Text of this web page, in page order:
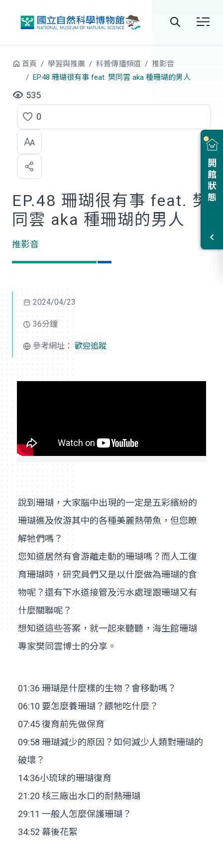
站
搜
開館狀態
首頁 學習與推廣 科普傳播頻道
推影音
EP.48 珊瑚很有事 feat. 樊同雲 aka 種珊瑚的男人
535
點
選
喜
歡
0
EP.48 珊瑚很有事 feat. 樊
同雲 aka 種珊瑚的男人
推影音
2024/04/23
36分鐘
參考網址： 歡迎追蹤
說到珊瑚，大家腦中出現的一定是五彩繽紛的
珊瑚礁及攸游其中的各種美麗熱帶魚，但您瞭
解牠們嗎？
您知道居然有會游離走動的珊瑚嗎？而人工復
育珊瑚時，研究員們又是以什麼做為珊瑚的食
物呢？還有下水道接管及污水處理跟珊瑚又有
什麼關聯呢？
想知道這些答案，就一起來聽聽，海生館珊瑚
專家樊同雲博士的分享。
01:36 珊瑚是什麼樣的生物？會移動嗎？
06:10 要怎麼養珊瑚？餵牠吃什麼？
07:45 復育前先做保育
09:58 珊瑚減少的原因？如何減少人類對珊瑚的
破壞？
14:36小琉球的珊瑚復育
21:20 核三廠出水口的耐熱珊瑚
29:11 一般人怎麼保護珊瑚？
34:52 幕後花絮